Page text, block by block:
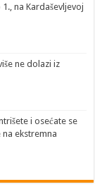
na Kardaševljevoj
ne dolazi iz
i osećate se
ekstremna